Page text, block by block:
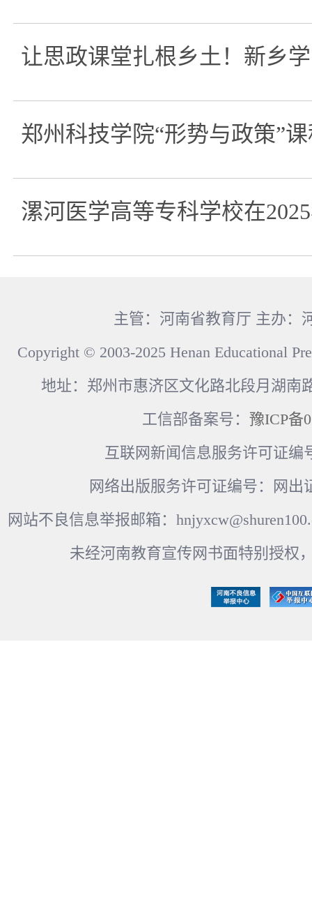
让思政课堂扎根乡土！新乡
郑州科技学院“形势与政策”
漯河医学高等专科学校在
主管：河南省教育厅 主办：
Copyright © 2003-2025 Henan Educational
地址：郑州市惠济区文化路北段月湖南
工信部备案号： 豫ICP备
互联网新闻信息服务许可证编
网络出版服务许可证编号：网出
网站不良信息举报邮箱：
未经河南教育宣传网书面特别授权